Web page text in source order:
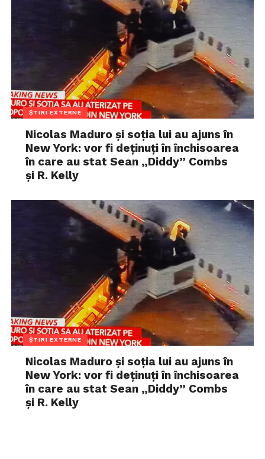
ȘTIRI EXTERNE
Nicolas Maduro și soția lui au ajuns în
New York: vor fi deținuți în închisoarea
în care au stat Sean „Diddy” Combs
și R. Kelly
ȘTIRI EXTERNE
Nicolas Maduro și soția lui au ajuns în
New York: vor fi deținuți în închisoarea
în care au stat Sean „Diddy” Combs
și R. Kelly